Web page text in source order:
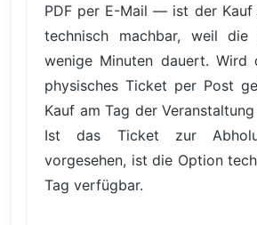
PDF per E-Mail — ist der Kauf
technisch machbar, weil die
wenige Minuten dauert. Wird
physisches Ticket per Post
Kauf am Tag der
Ist das Ticket zur
vorgesehen, ist die Option
Tag verfügbar.